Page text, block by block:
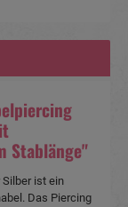
Stablänge"
ist ein
Das Piercing